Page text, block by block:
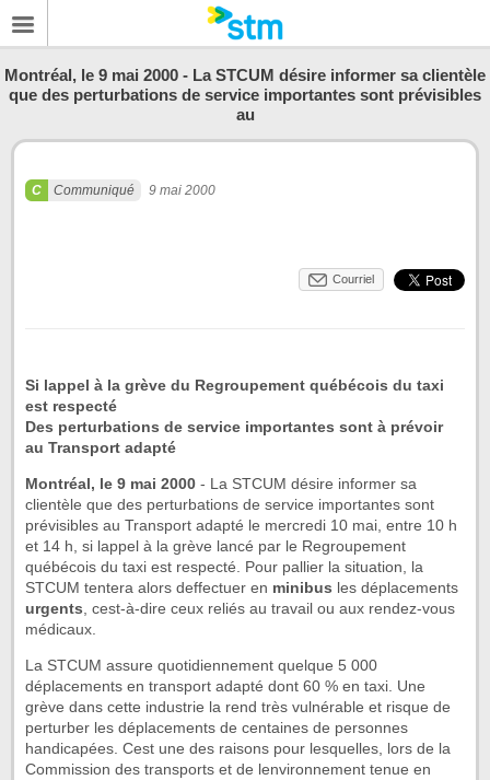
Montréal, le 9 mai 2000 - La STCUM désire informer sa clientèle
que des perturbations de service importantes sont prévisibles
au
Communiqué 9 mai 2000
Courriel
Si lappel à la grève du Regroupement québécois du taxi
est respecté
Des perturbations de service importantes sont à prévoir
au Transport adapté
Montréal, le 9 mai 2000 - La STCUM désire informer sa
clientèle que des perturbations de service importantes sont
prévisibles au Transport adapté le mercredi 10 mai, entre 10 h
et 14 h, si lappel à la grève lancé par le Regroupement
québécois du taxi est respecté. Pour pallier la situation, la
STCUM tentera alors deffectuer en minibus les déplacements
urgents, cest-à-dire ceux reliés au travail ou aux rendez-vous
médicaux.
La STCUM assure quotidiennement quelque 5 000
déplacements en transport adapté dont 60 % en taxi. Une
grève dans cette industrie la rend très vulnérable et risque de
perturber les déplacements de centaines de personnes
handicapées. Cest une des raisons pour lesquelles, lors de la
Commission des transports et de lenvironnement tenue en